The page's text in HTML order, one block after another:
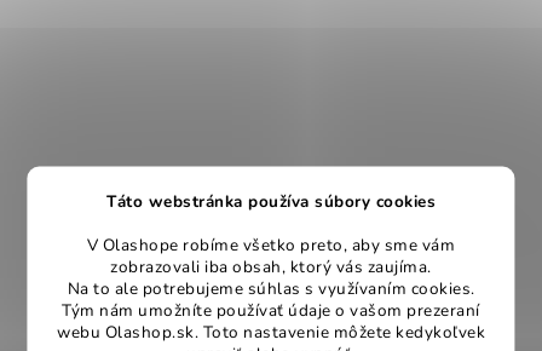
Táto webstránka používa súbory cookies
V Olashope robíme všetko preto, aby sme vám
zobrazovali iba obsah, ktorý vás zaujíma.
Na to ale potrebujeme súhlas s využívaním cookies.
Tým nám umožníte používať údaje o vašom prezeraní
webu Olashop.sk. Toto nastavenie môžete kedykoľvek
10 000+ ušitých kúskov
Vieme, čo funguje vo vašich domovoch